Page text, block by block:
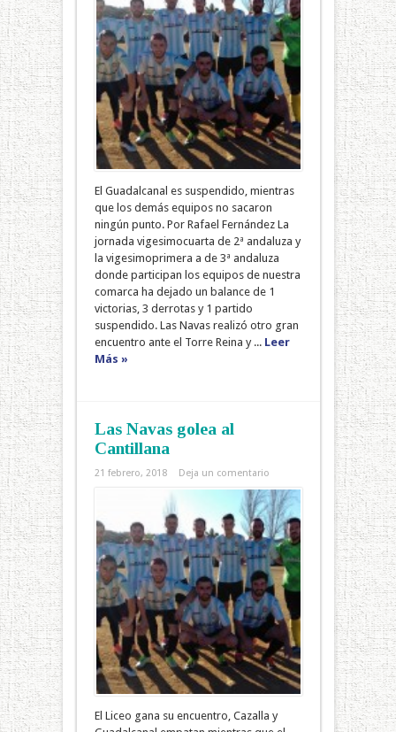
El Guadalcanal es suspendido, mientras
que los demás equipos no sacaron
ningún punto. Por Rafael Fernández La
jornada vigesimocuarta de 2ª andaluza y
la vigesimoprimera a de 3ª andaluza
donde participan los equipos de nuestra
comarca ha dejado un balance de 1
victorias, 3 derrotas y 1 partido
suspendido. Las Navas realizó otro gran
encuentro ante el Torre Reina y ... Leer
Más »
Las Navas golea al
Cantillana
21 febrero, 2018 Deja un comentario
El Liceo gana su encuentro, Cazalla y